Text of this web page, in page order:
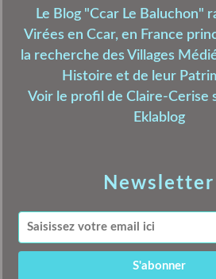
Newsletter
Le Blog "Ccar Le Baluchon"
Virées en Ccar, en France
la recherche des Villages
Histoire et de leur
Voir le profil de Claire-Cerise
Eklablog